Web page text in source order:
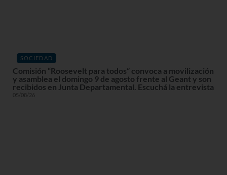
SOCIEDAD
Comisión “Roosevelt para todos” convoca a movilización
y asamblea el domingo 9 de agosto frente al Geant y son
recibidos en Junta Departamental. Escuchá la entrevista
05/08/26